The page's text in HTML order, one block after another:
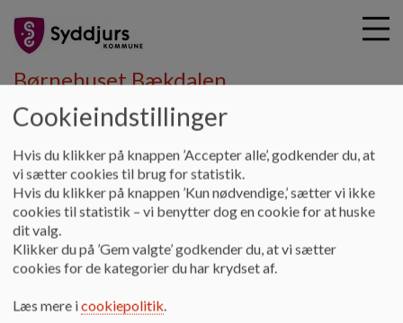
Børnehuset Bækdalen
Grundlag og værdier Læreplan
Læreplan
Den styrkede pædagogiske læreplan for Børnehuset
Cookieindstillinger
Hvis du klikker på knappen ’Accepter alle’, godkender du, at
vi sætter cookies til brug for statistik.
Hvis du klikker på knappen ’Kun nødvendige,’ sætter vi ikke
cookies til statistik – vi benytter dog en cookie for at huske
dit valg.
Klikker du på ’Gem valgte’ godkender du, at vi sætter
cookies for de kategorier du har krydset af.
Læs mere icookiepolitik.